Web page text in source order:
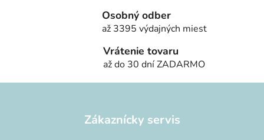
Osobný odber
až 3395 výdajných miest
Vrátenie tovaru
až do 30 dní ZADARMO
Zákaznícky servis